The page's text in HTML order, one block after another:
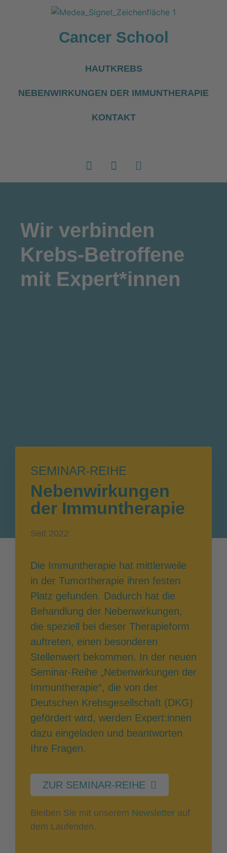
Cancer School
HAUTKREBS
NEBENWIRKUNGEN DER IMMUNTHERAPIE
KONTAKT
Wir verbinden
Krebs-Betroffene
mit Expert*innen
SEMINAR-REIHE
Nebenwirkungen
der Immuntherapie
Seit 2022
Die Immuntherapie hat mittlerweile
in der Tumortherapie ihren festen
Platz gefunden. Dadurch hat die
Behandlung der Nebenwirkungen,
die speziell bei dieser Therapieform
auftreten, einen besonderen
Stellenwert bekommen. In der neuen
Seminar-Reihe „Nebenwirkungen der
Immuntherapie“, die von der
Deutschen Krebsgesellschaft (DKG)
gefördert wird, werden Expert:innen
dazu eingeladen und beantworten
Ihre Fragen.
ZUR SEMINAR-REIHE
Bleiben Sie mit unserem Newsletter auf
dem Laufenden.